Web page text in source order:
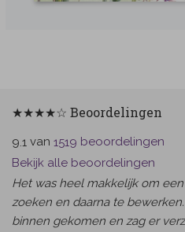
★★★★☆ Beoordelingen
9.1 van 1519 beoordelingen
Bekijk alle beoordelingen
Het was heel makkelijk om
zoeken en daarna te
binnen gekomen en zag er